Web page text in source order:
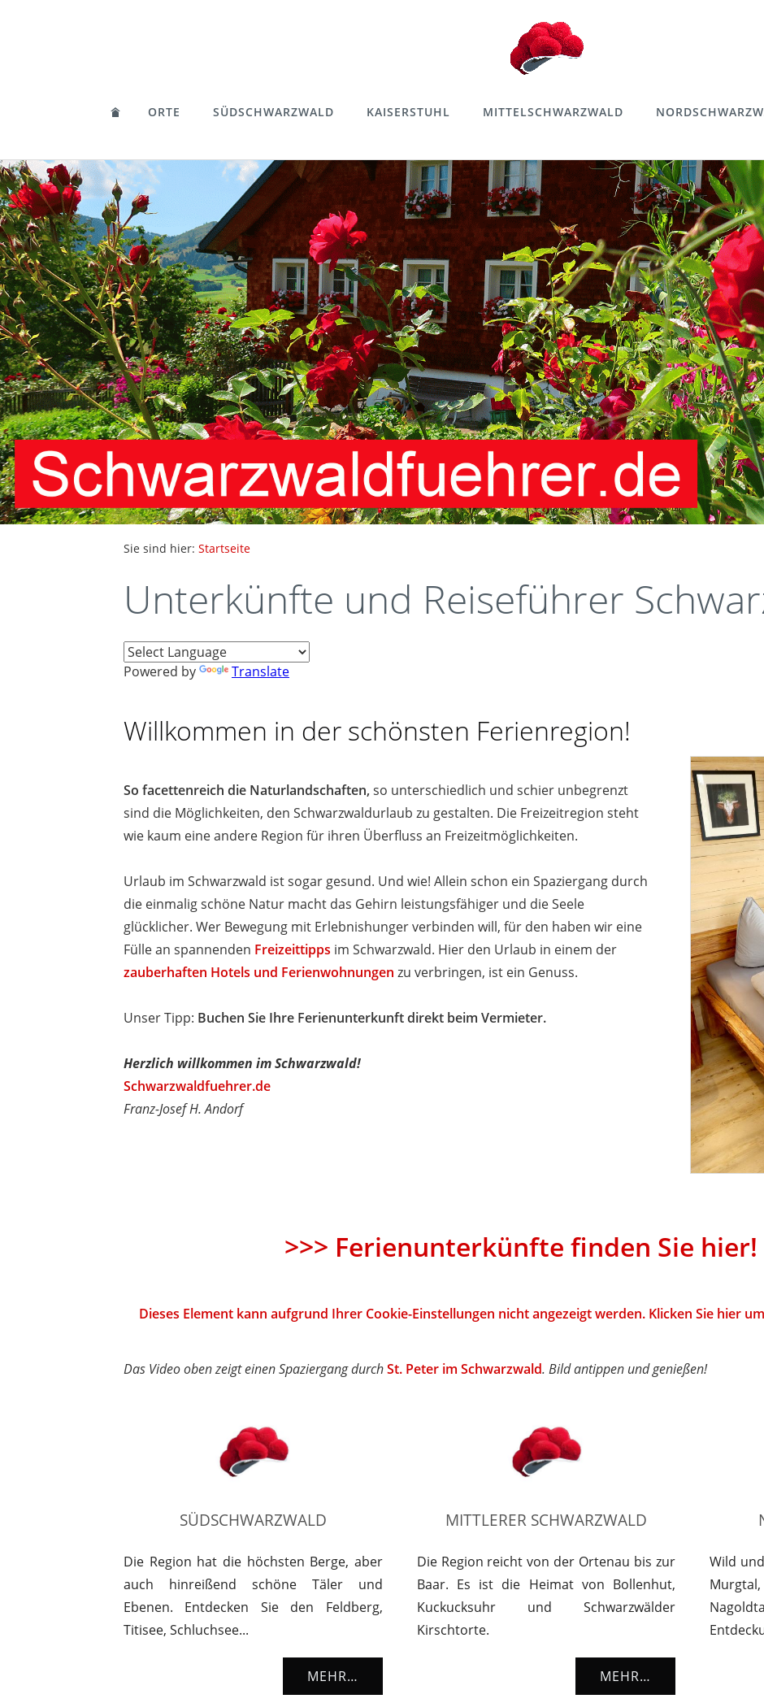
ORTE SÜDSCHWARZWALD KAISERSTUHL MITTELSCHWARZWALD
Sie sind hier: Startseite
Unterkünfte und Reiseführer
Powered by Translate
Willkommen in der schönsten Ferienregion!
So facettenreich die Naturlandschaften, so unterschiedlich und schier unbegrenzt
sind die Möglichkeiten, den Schwarzwaldurlaub zu gestalten. Die Freizeitregion steht
wie kaum eine andere Region für ihren Überfluss an Freizeitmöglichkeiten.
Urlaub im Schwarzwald ist sogar gesund. Und wie! Allein schon ein Spaziergang durch
die einmalig schöne Natur macht das Gehirn leistungsfähiger und die Seele
glücklicher. Wer Bewegung mit Erlebnishunger verbinden will, für den haben wir eine
Fülle an spannenden Freizeittipps im Schwarzwald. Hier den Urlaub in einem der
zauberhaften Hotels und Ferienwohnungen zu verbringen, ist ein Genuss.
Unser Tipp: Buchen Sie Ihre Ferienunterkunft direkt beim Vermieter.
Herzlich willkommen im Schwarzwald!
Schwarzwaldfuehrer.de
Franz-Josef H. Andorf
>>> Ferienunterkünfte finden Sie hier!
Dieses Element kann aufgrund Ihrer Cookie-Einstellungen nicht angezeigt werden. Klicken Sie hier
Das Video oben zeigt einen Spaziergang durchSt. Peter im Schwarzwald. Bild antippen und genießen!
SÜDSCHWARZWALD
Die Region hat die höchsten Berge, aber
auch hinreißend schöne Täler und
Ebenen. Entdecken Sie den Feldberg,
Titisee, Schluchsee...
MEHR…
MITTLERER SCHWARZWALD
Die Region reicht von der Ortenau bis zur
Baar. Es ist die Heimat von Bollenhut,
Kuckucksuhr und Schwarzwälder
Kirschtorte.
MEHR…
Wild